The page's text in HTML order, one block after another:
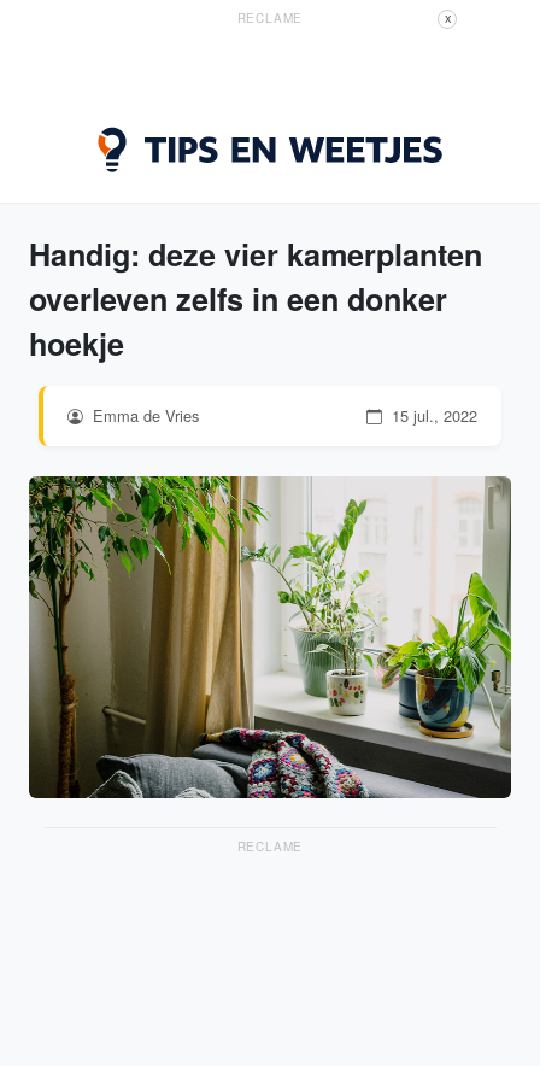
RECLAME X
Handig: deze vier kamerplanten
overleven zelfs in een donker
hoekje
Emma de Vries 15 jul., 2022
RECLAME